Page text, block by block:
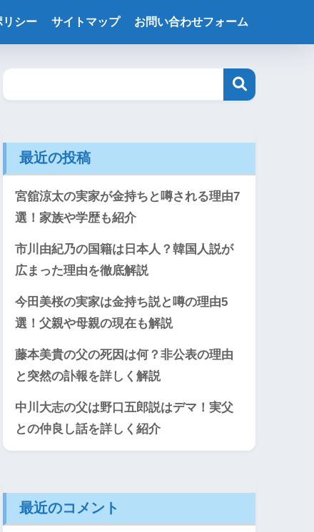
リシー サイトマップ お問い合わせフォーム
最近の投稿
宮舘涼太の実家が金持ちと噂される理由7
選！家族や学歴も紹介
市川由紀乃の国籍は日本人？韓国人説が
広まった理由を徹底解説
今田美桜の実家は金持ち説と噂の理由5
選！父親や母親の現在も解説
藤本美貴の父の死因は何？非公表の理由
と突然の訃報を詳しく解説
中川大志の父は野口五郎説はデマ！実父
との仲良し話を詳しく紹介
最近のコメント